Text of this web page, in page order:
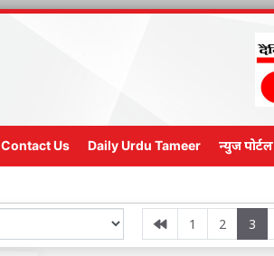
Contact Us Daily Urdu Tameer न्युज पोर्टल
1 2 3